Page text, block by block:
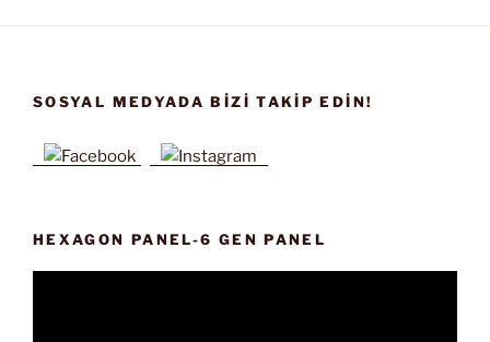
SOSYAL MEDYADA BIZI TAKIP EDIN!
HEXAGON PANEL-6 GEN PANEL